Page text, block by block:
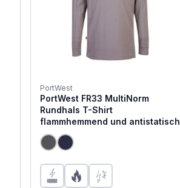
PortWest
PortWest FR33 MultiNorm
Rundhals T-Shirt
flammhemmend und antistatisch